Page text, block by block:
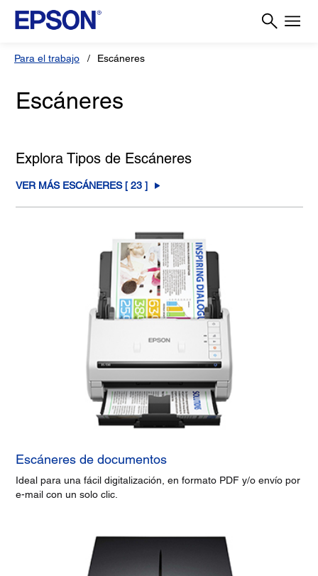
Para el trabajo Escáneres
Escáneres
Explora Tipos de Escáneres
VER MÁS ESCÁNERES [ 23]
Escáneres de documentos
Ideal para una fácil digitalización, en formato PDF y/o envío por
e-mail con un solo clic.